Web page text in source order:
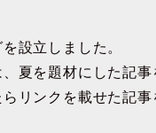
設立しました。
夏を題材にした記
らリンクを載せた記